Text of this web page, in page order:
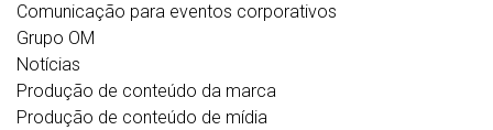
Comunicação para eventos corporativos
Grupo OM
Notícias
Produção de conteúdo da marca
Produção de conteúdo de mídia